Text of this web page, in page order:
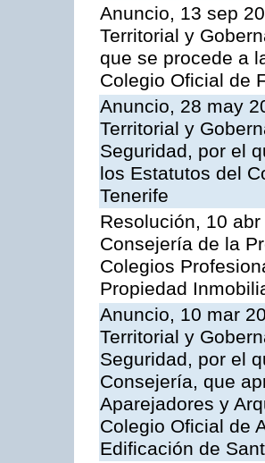
Anuncio, 13 sep
Territorial y
que se procede a
Colegio Oficial de
Anuncio, 28 may
Territorial y
Seguridad, por el
los Estatutos del
Tenerife
Resolución, 10
Consejería de la
Colegios
Propiedad
Anuncio, 10 mar
Territorial y
Seguridad, por el
Consejería, que
Aparejadores y
Colegio Oficial de
Edificación de